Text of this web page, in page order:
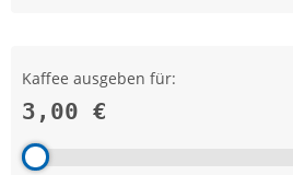
Kaffee ausgeben für:
3,00 €